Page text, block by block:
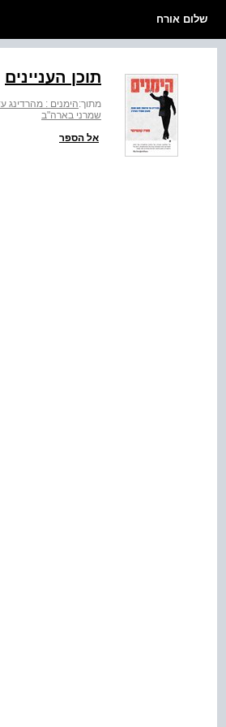
שלום אורח
תוכן העניינים
מתוך:הימנים :
שמרני בארה"ב
אל הספר